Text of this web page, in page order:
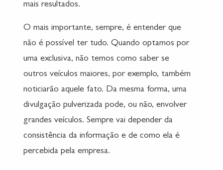
mais resultados.
O mais importante, sempre, é entender que
não é possível ter tudo. Quando optamos por
uma exclusiva, não temos como saber se
outros veículos maiores, por exemplo, também
noticiarão aquele fato. Da mesma forma, uma
divulgação pulverizada pode, ou não, envolver
grandes veículos. Sempre vai depender da
consistência da informação e de como ela é
percebida pela empresa.